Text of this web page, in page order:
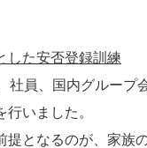
した安否登録訓練
員、国内グループ
いました。
となるのが、家族